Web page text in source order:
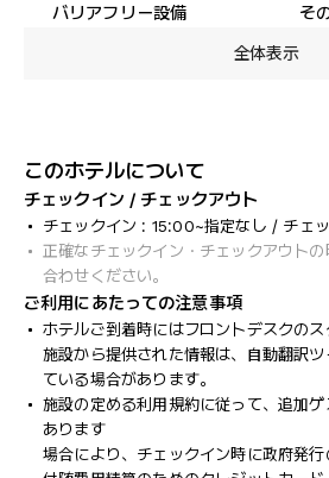
バリアフリー設備
そ
全体表示
このホテルについて
チェックイン / チェックアウト
チェックイン : 15:00~指定なし / チェ
正確なチェックイン・チェックアウト
合わせください。
ご利用にあたっての注意事項
ホテルご到着時にはフロントデスクのス
施設から提供された情報は、自動翻訳
ている場合があります。
施設の定める利用規約に従って、追加
あります
場合により、チェックイン時に政府発